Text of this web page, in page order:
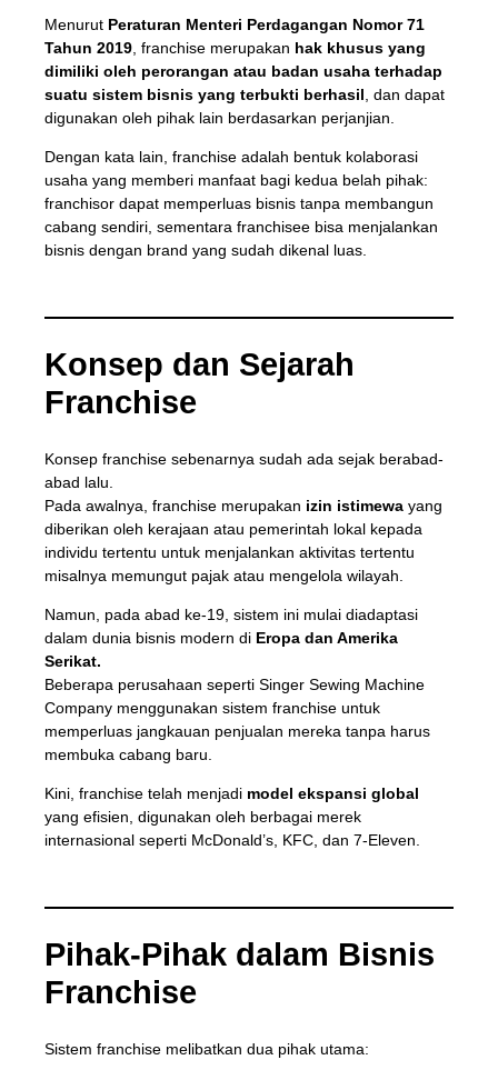
Menurut Peraturan Menteri Perdagangan Nomor 71
Tahun 2019, franchise merupakan hak khusus yang
dimiliki oleh perorangan atau badan usaha terhadap
suatu sistem bisnis yang terbukti berhasil , dan dapat
digunakan oleh pihak lain berdasarkan perjanjian.
Dengan kata lain, franchise adalah bentuk kolaborasi
usaha yang memberi manfaat bagi kedua belah pihak:
franchisor dapat memperluas bisnis tanpa membangun
cabang sendiri, sementara franchisee bisa menjalankan
bisnis dengan brand yang sudah dikenal luas.
Konsep dan Sejarah
Franchise
Konsep franchise sebenarnya sudah ada sejak berabad-
abad lalu.
Pada awalnya, franchise merupakan izin istimewayang
diberikan oleh kerajaan atau pemerintah lokal kepada
individu tertentu untuk menjalankan aktivitas tertentu
misalnya memungut pajak atau mengelola wilayah.
Namun, pada abad ke-19, sistem ini mulai diadaptasi
dalam dunia bisnis modern di Eropa dan Amerika
Serikat.
Beberapa perusahaan seperti Singer Sewing Machine
Company menggunakan sistem franchise untuk
memperluas jangkauan penjualan mereka tanpa harus
membuka cabang baru.
Kini, franchise telah menjadi model ekspansi global
yang efisien, digunakan oleh berbagai merek
internasional seperti McDonald’s, KFC, dan 7-Eleven.
Pihak-Pihak dalam Bisnis
Franchise
Sistem franchise melibatkan dua pihak utama: